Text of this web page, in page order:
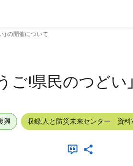
」の開催について
ご!県民のつどい
興 収録:人と防災未来センター 資料